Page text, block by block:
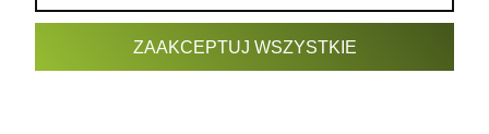
POKAŻ PEŁNĄ WERSJĘ STRONY
ZAAKCEPTUJ WSZYSTKIE